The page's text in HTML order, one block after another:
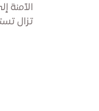
الآمنة
تزال